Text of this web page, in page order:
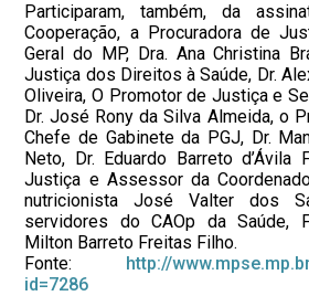
Participaram, também, da
Cooperação, a Procuradora de
Geral do MP, Dra. Ana Christina
Justiça dos Direitos à Saúde, Dr.
Oliveira, O Promotor de Justiça e
Dr. José Rony da Silva Almeida, o
Chefe de Gabinete da PGJ, Dr.
Neto, Dr. Eduardo Barreto d’Ávila
Justiça e Assessor da
nutricionista José Valter dos
servidores do CAOp da Saúde,
Milton Barreto Freitas Filho.
Fonte: http://
id=7286